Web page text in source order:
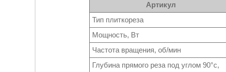
Артикул
Тип плиткореза
Мощность, Вт
Частота вращения, об/мин
Глубина прямого реза под углом 90°с,